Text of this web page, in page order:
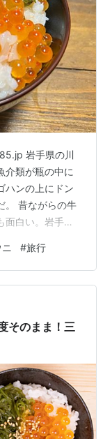
岩手県の川
介類が瓶の中に
ハンの上にドン
。 昔ながらの牛
面白い。岩手に
く、食べても美
ニ #旅行
そのまま！三